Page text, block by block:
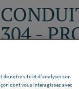
304 -
TEN 650125
Tuyau -Désignation
de notre site et d'analyser son
dont vous interagissez avec